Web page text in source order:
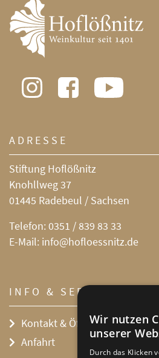
ADRESSE
Stiftung Hoflößnitz
Knohllweg 37
01445 Radebeul / Sachsen
Telefon: 0351 / 839 83 33
E-Mail: info@hofloessnitz.de
INFO & SERVICE
Kontakt & Öffnungszeiten
Anfahrt
Wir nutzen
unserer
Durch das Klicken